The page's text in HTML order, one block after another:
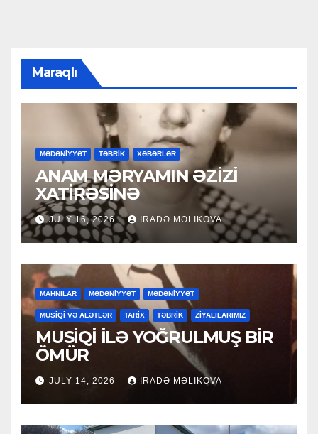
Maraqlı
MƏDƏNİYYƏT TƏBRİK XƏBƏRLƏR
ANAM MƏRYAMIN ƏZİZİ
XATİRƏSİNƏ
JULY 16, 2026 İRADƏ MƏLIKOVA
MAHNILAR MƏDƏNİYYƏT MƏDƏNİYYƏT
MUSİQİ VƏ ALƏTLƏR TARİX TƏBRİK ZİYALILARIMIZ
MUSİQİ İLƏ YOĞRULMUŞ BİR
ÖMÜR
JULY 14, 2026 İRADƏ MƏLIKOVA